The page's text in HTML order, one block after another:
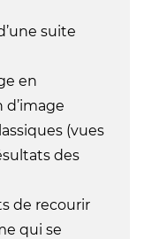
suite
en
(vues
des
de recourir
qui se